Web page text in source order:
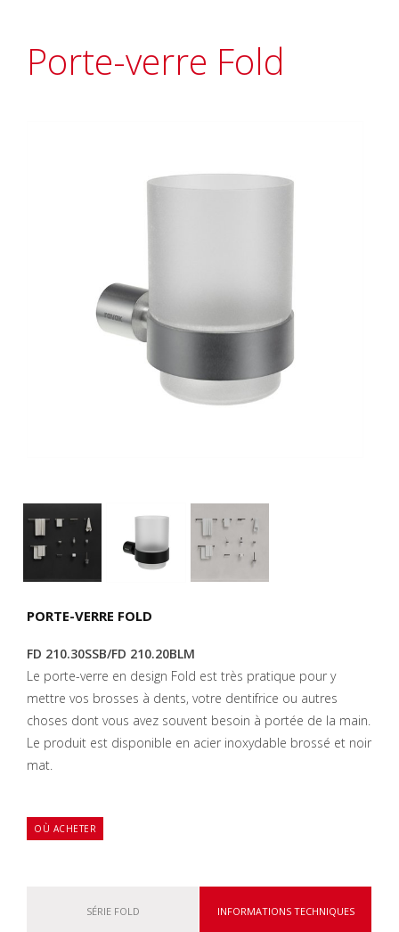
Porte-verre Fold
PORTE-VERRE FOLD
FD 210.30SSB/FD 210.20BLM
Le porte-verre en design Fold est très pratique pour y
mettre vos brosses à dents, votre dentifrice ou autres
choses dont vous avez souvent besoin à portée de la main.
Le produit est disponible en acier inoxydable brossé et noir
mat.
OÙ ACHETER
SÉRIE FOLD INFORMATIONS TECHNIQUES